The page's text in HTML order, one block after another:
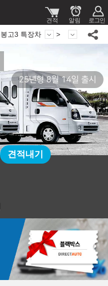
봉고3 특장차
25년형 8월 14일 출시
견적내기